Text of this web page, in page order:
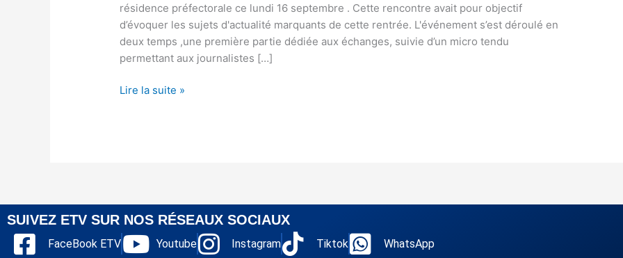
résidence préfectorale ce lundi 16 septembre . Cette rencontre avait pour objectif
d’évoquer les sujets d'actualité marquants de cette rentrée. L'événement s’est déroulé en
deux temps ,une première partie dédiée aux échanges, suivie d’un micro tendu
permettant aux journalistes […]
Lire la suite »
SUIVEZ ETV SUR NOS RÉSEAUX SOCIAUX
FaceBook ETV Youtube Instagram Tiktok WhatsApp